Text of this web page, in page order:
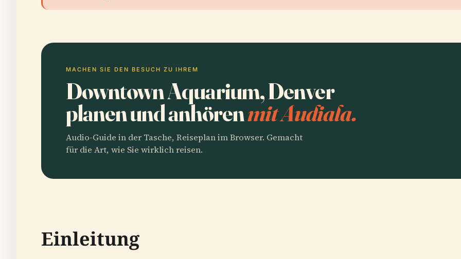
MACHEN SIE DEN BESUCH ZU IHREM
Downtown Aquarium, Denver
planen und anhörenmit Audiala.
Audio-Guide in der Tasche, Reiseplan im Browser. Gemacht
für die Art, wie Sie wirklich reisen.
Einleitung